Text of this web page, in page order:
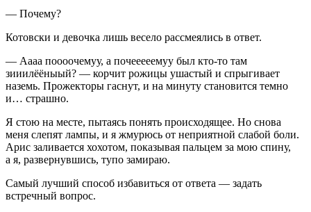
— Почему?
Котовски и девочка лишь весело рассмеялись в ответ.
— Аааа поооочемуу, а почееееемуу был кто-то там
зииилёёныый? — корчит рожицы ушастый и спрыгивает
наземь. Прожекторы гаснут, и на минуту становится темно
и… страшно.
Я стою на месте, пытаясь понять происходящее. Но снова
меня слепят лампы, и я жмурюсь от неприятной слабой боли.
Арис заливается хохотом, показывая пальцем за мою спину,
а я, развернувшись, тупо замираю.
Самый лучший способ избавиться от ответа — задать
встречный вопрос.